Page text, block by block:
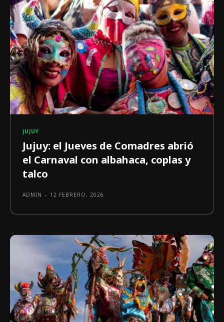
JUJUY
Jujuy: el Jueves de Comadres abrió
el Carnaval con albahaca, coplas y
talco
ADMIN - 12 FEBRERO, 2026